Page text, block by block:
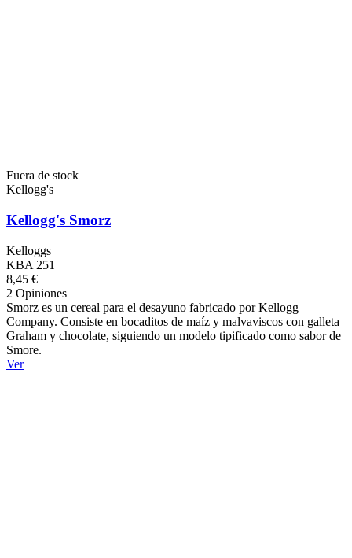
Fuera de stock
Kellogg's
Kellogg's Smorz
Kelloggs
KBA 251
8,45 €
2 Opiniones
Smorz es un cereal para el desayuno fabricado por Kellogg
Company. Consiste en bocaditos de maíz y malvaviscos con galleta
Graham y chocolate, siguiendo un modelo tipificado como sabor de
Smore.
Ver